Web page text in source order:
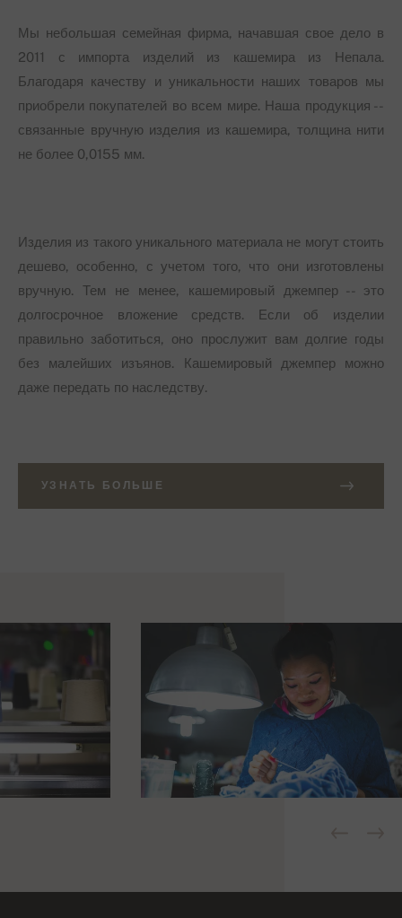
Мы небольшая семейная фирма, начавшая свое дело в
2011 с импорта изделий из кашемира из Непала.
Благодаря качеству и уникальности наших товаров мы
приобрели покупателей во всем мире. Наша продукция --
связанные вручную изделия из кашемира, толщина нити
не более 0,0155 мм.
Изделия из такого уникального материала не могут стоить
дешево, особенно, с учетом того, что они изготовлены
вручную. Тем не менее, кашемировый джемпер -- это
долгосрочное вложение средств. Если об изделии
правильно заботиться, оно прослужит вам долгие годы
без малейших изъянов. Кашемировый джемпер можно
даже передать по наследству.
УЗНАТЬ БОЛЬШЕ